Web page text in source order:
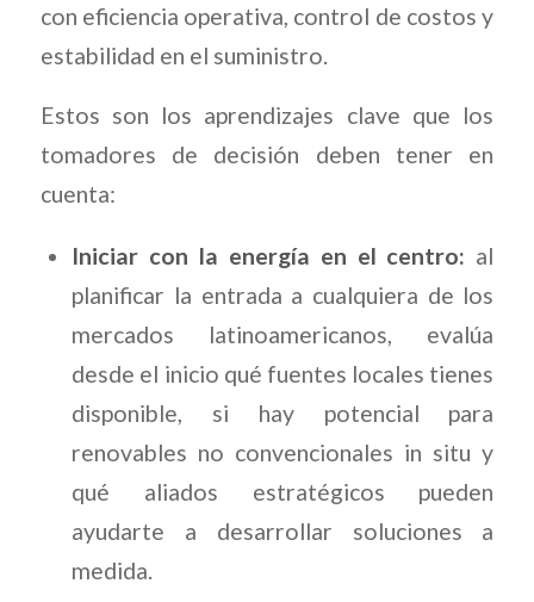
con eficiencia operativa, control de costos y
estabilidad en el suministro.
Estos son los aprendizajes clave que los
tomadores de decisión deben tener en
cuenta:
Iniciar con la energía en el centro: al
planificar la entrada a cualquiera de los
mercados latinoamericanos, evalúa
desde el inicio qué fuentes locales tienes
disponible, si hay potencial para
renovables no convencionales in situ y
qué aliados estratégicos pueden
ayudarte a desarrollar soluciones a
medida.